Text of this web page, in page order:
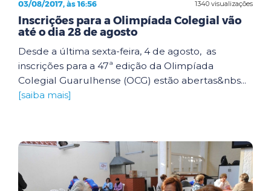
1340 visualizações
03/08/2017, às 16:56
Inscrições para a Olimpíada Colegial vão
até o dia 28 de agosto
Desde a última sexta-feira, 4 de agosto, as
inscrições para a 47ª edição da Olimpíada
Colegial Guarulhense (OCG) estão abertas&nbs...
[saiba mais]